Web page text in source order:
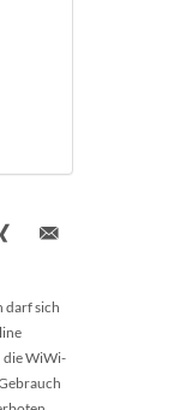
darf sich
die WiWi-